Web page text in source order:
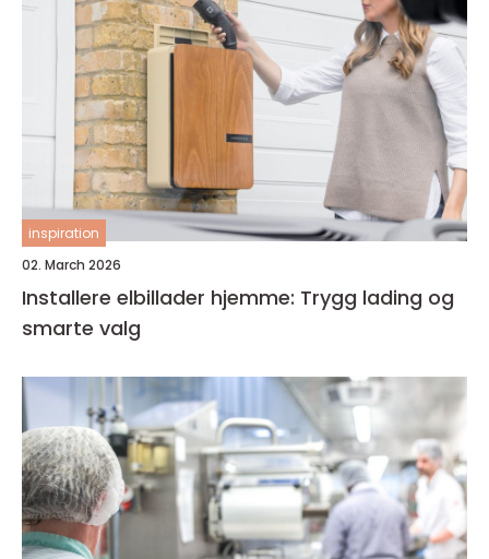
inspiration
02. March 2026
Installere elbillader hjemme: Trygg lading og
smarte valg